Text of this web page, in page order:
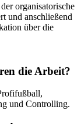
organisatorische
und anschließend
über die
die Arbeit?
und Controlling.